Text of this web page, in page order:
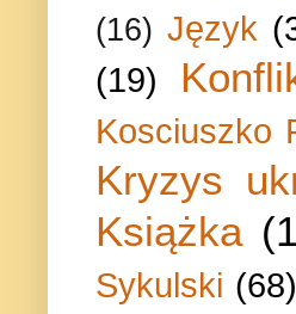
(16) Język
(19)
Kosciuszko
Kryzys
Książka
Sykulski (68)